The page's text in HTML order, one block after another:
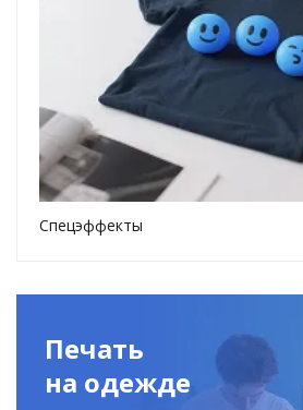
Спецэффекты
Печать
на одежде